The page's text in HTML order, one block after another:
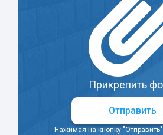
Прикрепить
Отправить
Нажимая на кнопку